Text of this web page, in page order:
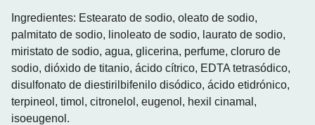
Ingredientes: Estearato de sodio, oleato de sodio,
palmitato de sodio, linoleato de sodio, laurato de sodio,
miristato de sodio, agua, glicerina, perfume, cloruro de
sodio, dióxido de titanio, ácido cítrico, EDTA tetrasódico,
disulfonato de diestirilbifenilo disódico, ácido etidrónico,
terpineol, timol, citronelol, eugenol, hexil cinamal,
isoeugenol.